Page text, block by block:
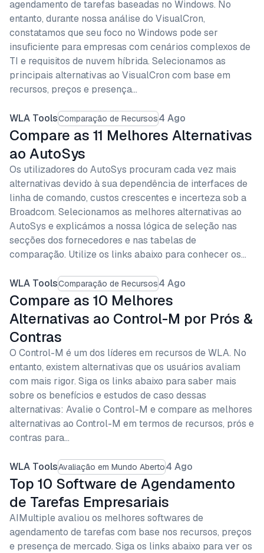
agendamento de tarefas baseadas no Windows. No
entanto, durante nossa análise do VisualCron,
constatamos que seu foco no Windows pode ser
insuficiente para empresas com cenários complexos de
TI e requisitos de nuvem híbrida. Selecionamos as
principais alternativas ao VisualCron com base em
recursos, preços e presença…
WLA ToolsComparação de Recursos4 Ago
Compare as 11 Melhores Alternativas
ao AutoSys
Os utilizadores do AutoSys procuram cada vez mais
alternativas devido à sua dependência de interfaces de
linha de comando, custos crescentes e incerteza sob a
Broadcom. Selecionamos as melhores alternativas ao
AutoSys e explicámos a nossa lógica de seleção nas
secções dos fornecedores e nas tabelas de
comparação. Utilize os links abaixo para conhecer os…
WLA ToolsComparação de Recursos4 Ago
Compare as 10 Melhores
Alternativas ao Control-M por Prós &
Contras
O Control-M é um dos líderes em recursos de WLA. No
entanto, existem alternativas que os usuários avaliam
com mais rigor. Siga os links abaixo para saber mais
sobre os benefícios e estudos de caso dessas
alternativas: Avalie o Control-M e compare as melhores
alternativas ao Control-M em termos de recursos, prós e
contras para…
WLA ToolsAvaliação em Mundo Aberto4 Ago
Top 10 Software de Agendamento
de Tarefas Empresariais
AIMultiple avaliou os melhores softwares de
agendamento de tarefas com base nos recursos, preços
e presença de mercado. Siga os links abaixo para ver os